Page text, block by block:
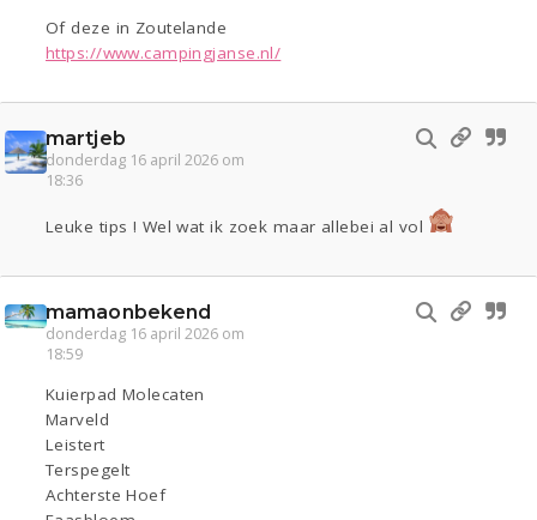
Of deze in Zoutelande
https://www.campingjanse.nl/
martjeb
donderdag 16 april 2026 om
18:36
Leuke tips ! Wel wat ik zoek maar allebei al vol
mamaonbekend
donderdag 16 april 2026 om
18:59
Kuierpad Molecaten
Marveld
Leistert
Terspegelt
Achterste Hoef